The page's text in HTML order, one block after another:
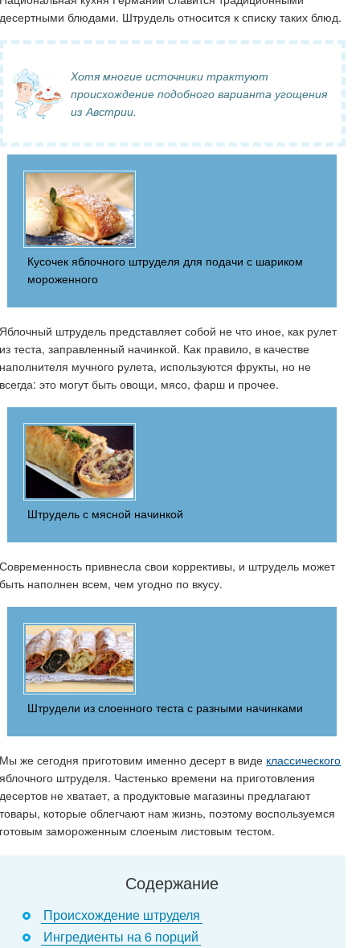
десертными блюдами. Штрудель относится к списку таких блюд.
Хотя многие источники трактуют
происхождение подобного варианта угощения
из Австрии.
Кусочек яблочного штруделя для подачи с шариком
мороженного
Яблочный штрудель представляет собой не что иное, как рулет
из теста, заправленный начинкой. Как правило, в качестве
наполнителя мучного рулета, используются фрукты, но не
всегда: это могут быть овощи, мясо, фарш и прочее.
Штрудель с мясной начинкой
Современность привнесла свои коррективы, и штрудель может
быть наполнен всем, чем угодно по вкусу.
Штрудели из слоенного теста с разными начинками
Мы же сегодня приготовим именно десерт в виде классического
яблочного штруделя. Частенько времени на приготовления
десертов не хватает, а продуктовые магазины предлагают
товары, которые облегчают нам жизнь, поэтому воспользуемся
готовым замороженным слоеным листовым тестом.
Содержание
Происхождение штруделя
Ингредиенты на 6 порций